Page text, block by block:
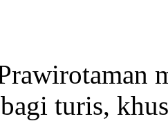
turis,